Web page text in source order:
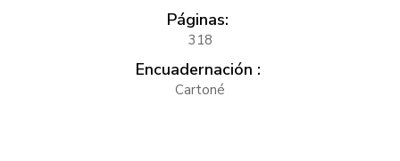
Páginas:
318
Encuadernación :
Cartoné